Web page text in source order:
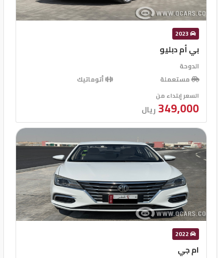
2023
بي أم دبليو
الدوحة
مستعملة
أتوماتيك
السعر إبتداء من
349,000 ريال
2022
ام جي